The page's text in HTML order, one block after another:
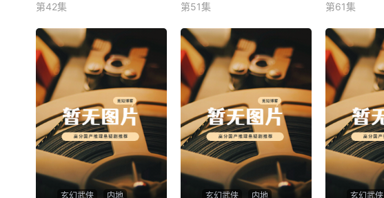
未知
第42集
未知
第51集
未知
第61集
玄幻武侠 内地 玄幻武侠 内地 玄幻武侠